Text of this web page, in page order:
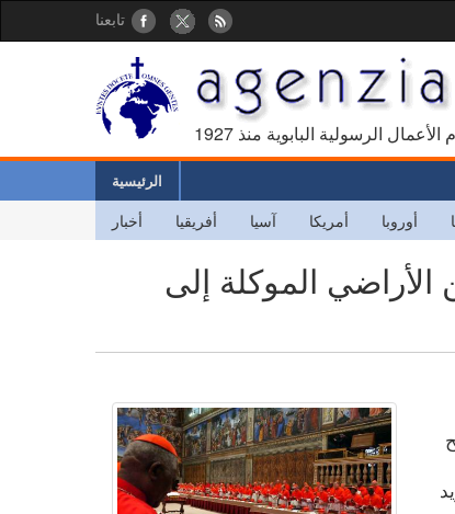
تابعنا
الأعمال الرسولية البابوية منذ
الرئيسية
أخبار أفريقيا آسيا أمريكا أوروبا
الأراضي الموكلة إلى